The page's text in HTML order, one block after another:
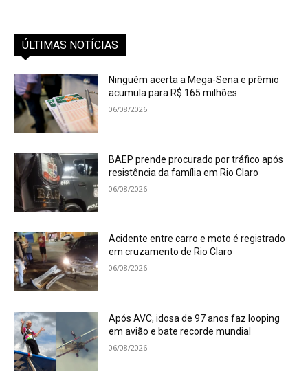
ÚLTIMAS NOTÍCIAS
Ninguém acerta a Mega-Sena e prêmio
acumula para R$ 165 milhões
06/08/2026
BAEP prende procurado por tráfico após
resistência da família em Rio Claro
06/08/2026
Acidente entre carro e moto é registrado
em cruzamento de Rio Claro
06/08/2026
Após AVC, idosa de 97 anos faz looping
em avião e bate recorde mundial
06/08/2026